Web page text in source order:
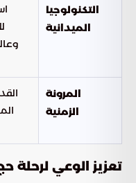
التكنولوجيا
الميدانية
المرونة
الزمنية
تعزيز الوعي لرحلة